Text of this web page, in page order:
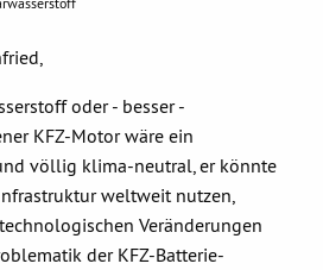
oder - besser -
KFZ-Motor wäre ein
völlig klima-neutral, er könnte
weltweit nutzen,
Veränderungen
der KFZ-Batterie-